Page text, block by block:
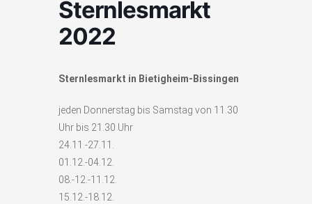
Sternlesmarkt
2022
Sternlesmarkt in Bietigheim-Bissingen
jeden Donnerstag bis Samstag von 11.30
Uhr bis 21.30 Uhr
24.11.-27.11.
01.12.-04.12.
08.-12.-11.12.
15.12.-18.12.